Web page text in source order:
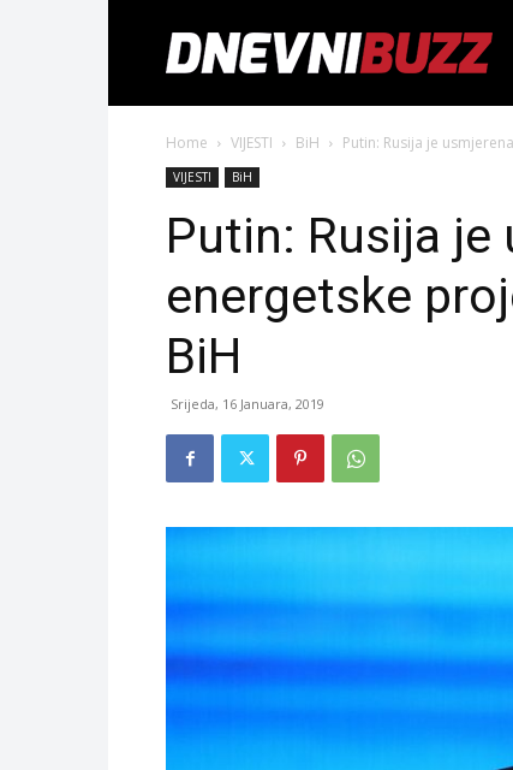
Home VIJESTI BiH Putin: Rusija je
VIJESTI BiH
Putin: Rusija je
energetske
BiH
Srijeda, 16 Januara, 2019